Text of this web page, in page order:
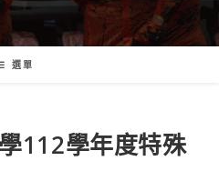
選單
112學年度特殊